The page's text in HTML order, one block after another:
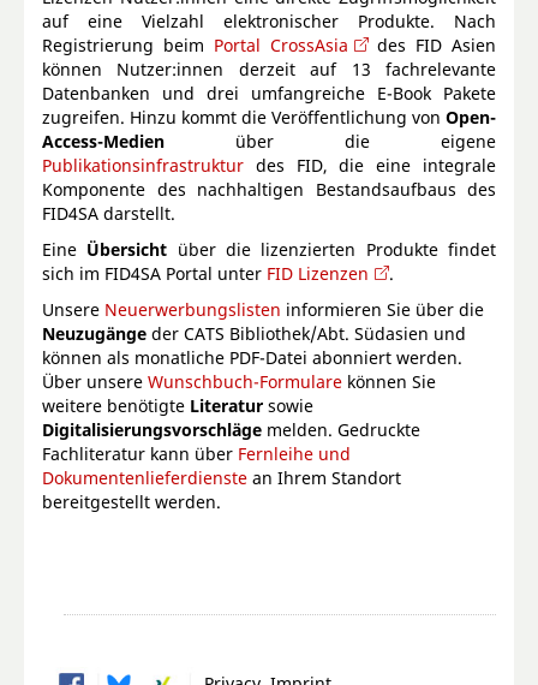
auf eine Vielzahl elektronischer Produkte. Nach
Registrierung beim Portal CrossAsia
des FID Asien
können Nutzer:innen derzeit auf 13 fachrelevante
Datenbanken und drei umfangreiche E-Book Pakete
zugreifen. Hinzu kommt die Veröffentlichung von Open-
Access-Medien über die eigene
Publikationsinfrastruktur des FID, die eine integrale
Komponente des nachhaltigen Bestandsaufbaus des
FID4SA darstellt.
Eine Übersicht über die lizenzierten Produkte findet
sich im FID4SA Portal unter FID Lizenzen
.
Unsere Neuerwerbungslisten informieren Sie über die
Neuzugänge der CATS Bibliothek/Abt. Südasien und
können als monatliche PDF-Datei abonniert werden.
Über unsere Wunschbuch-Formulare können Sie
weitere benötigte Literatur sowie
Digitalisierungsvorschläge melden. Gedruckte
Fachliteratur kann über Fernleihe und
Dokumentenlieferdienste an Ihrem Standort
bereitgestellt werden.